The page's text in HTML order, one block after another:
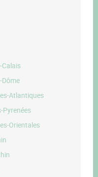
Atlantiques
Pyrenées
Orientales